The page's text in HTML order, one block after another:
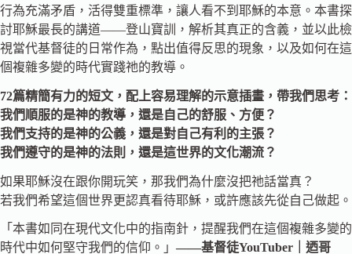
行為充滿矛盾，活得雙重標準，讓人看不到耶穌的本意。本書探
討耶穌最長的講道——登山寶訓，解析其真正的含義，並以此檢
視當代基督徒的日常作為，點出值得反思的現象，以及如何在這
個複雜多變的時代實踐祂的教導。
72篇精簡有力的短文，配上容易理解的示意插畫，帶我們思考：
我們順服的是神的教導，還是自己的舒服、方便？
我們支持的是神的公義，還是對自己有利的主張？
我們遵守的是神的法則，還是這世界的文化潮流？
如果耶穌沒在跟你開玩笑，那我們為什麼沒把祂話當真？
若我們希望這個世界更認真看待耶穌，或許應該先從自己做起。
「本書如同在現代文化中的指南針，提醒我們在這個複雜多變的
時代中如何堅守我們的信仰。」 ——基督徒YouTuber｜迺哥